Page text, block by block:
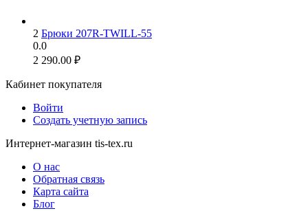
2 Брюки 207R-TWILL-55
0.0
2 290.00 ₽
Кабинет покупателя
Войти
Создать учетную запись
Интернет-магазин tis-tex.ru
О нас
Обратная связь
Карта сайта
Блог